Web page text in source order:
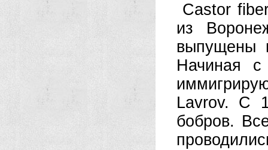
Castor
из
выпущены
Начиная
Lavrov. С
бобров.